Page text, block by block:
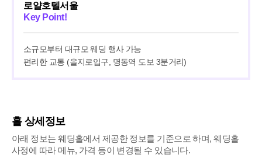
로얄호텔서울
Key Point!
소규모부터 대규모 웨딩 행사 가능
편리한 교통 (을지로입구, 명동역 도보 3분거리)
홀 상세정보
아래 정보는 웨딩홀에서 제공한 정보를 기준으로 하며, 웨딩홀
사정에 따라 메뉴, 가격 등이 변경될 수 있습니다.